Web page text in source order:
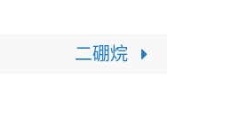
二硼烷